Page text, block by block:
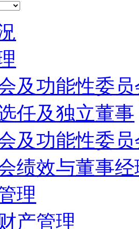
及功能性委员
任及独立董事
及功能性委
绩效与董事
理
产管理